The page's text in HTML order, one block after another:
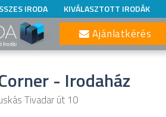
IRODA KIVÁLASZTOTT IRODÁK
Ajánlatkérés
- Irodaház
Tivadar út 10